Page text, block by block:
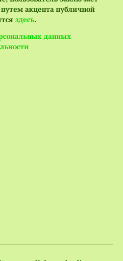
акцепта публичной
здесь.
данных